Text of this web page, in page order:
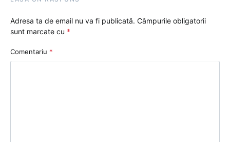
Adresa ta de email nu va fi publicată. Câmpurile obligatorii
sunt marcate cu *
Comentariu *